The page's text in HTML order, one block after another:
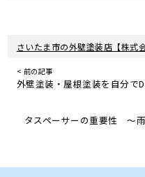
さいたま市の外壁塗装店【株式
< 前の記事
外壁塗装・屋根塗装を自分で
タスペーサーの重要性 ～